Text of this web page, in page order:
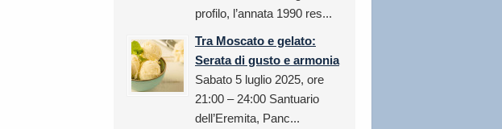
profilo, l’annata 1990 res...
Tra Moscato e gelato:
Serata di gusto e armonia
Sabato 5 luglio 2025, ore
21:00 – 24:00 Santuario
dell’Eremita, Panc...